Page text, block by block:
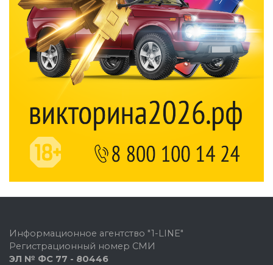
Информационное агентство "1-LINE"
Регистрационный номер СМИ
ЭЛ № ФС 77 - 80446